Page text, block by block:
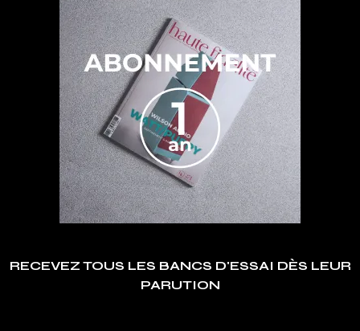
RECEVEZ TOUS LES BANCS D'ESSAI DÈS LEUR
PARUTION